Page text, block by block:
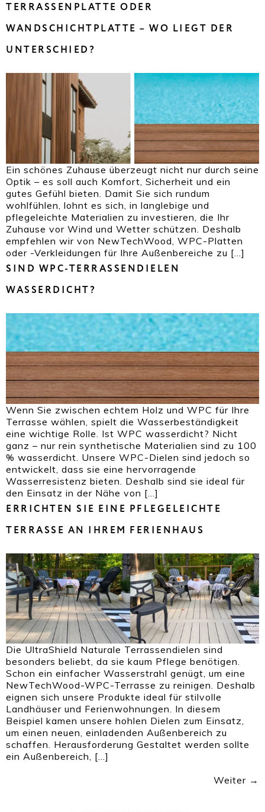
TERRASSENPLATTE ODER
WANDSCHICHTPLATTE – WO LIEGT DER
UNTERSCHIED?
Ein schönes Zuhause überzeugt nicht nur durch seine
Optik – es soll auch Komfort, Sicherheit und ein
gutes Gefühl bieten. Damit Sie sich rundum
wohlfühlen, lohnt es sich, in langlebige und
pflegeleichte Materialien zu investieren, die Ihr
Zuhause vor Wind und Wetter schützen. Deshalb
empfehlen wir von NewTechWood, WPC-Platten
oder -Verkleidungen für Ihre Außenbereiche zu […]
SIND WPC-TERRASSENDIELEN
WASSERDICHT?
Wenn Sie zwischen echtem Holz und WPC für Ihre
Terrasse wählen, spielt die Wasserbeständigkeit
eine wichtige Rolle. Ist WPC wasserdicht? Nicht
ganz – nur rein synthetische Materialien sind zu 100
% wasserdicht. Unsere WPC-Dielen sind jedoch so
entwickelt, dass sie eine hervorragende
Wasserresistenz bieten. Deshalb sind sie ideal für
den Einsatz in der Nähe von […]
ERRICHTEN SIE EINE PFLEGELEICHTE
TERRASSE AN IHREM FERIENHAUS
Die UltraShield Naturale Terrassendielen sind
besonders beliebt, da sie kaum Pflege benötigen.
Schon ein einfacher Wasserstrahl genügt, um eine
NewTechWood-WPC-Terrasse zu reinigen. Deshalb
eignen sich unsere Produkte ideal für stilvolle
Landhäuser und Ferienwohnungen. In diesem
Beispiel kamen unsere hohlen Dielen zum Einsatz,
um einen neuen, einladenden Außenbereich zu
schaffen. Herausforderung Gestaltet werden sollte
ein Außenbereich, […]
Weiter →